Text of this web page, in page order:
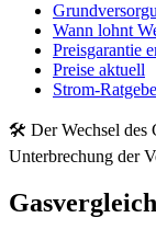
Wann lohnt
Preisgarantie
Preise aktuell
Strom-
🛠 Der Wechsel des
Unterbrechung der